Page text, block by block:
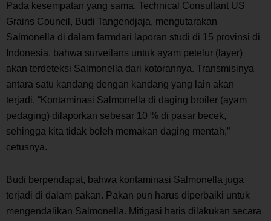
Pada kesempatan yang sama, Technical Consultant US
Grains Council, Budi Tangendjaja, mengutarakan
Salmonella di dalam farmdari laporan studi di 15 provinsi di
Indonesia, bahwa surveilans untuk ayam petelur ( layer)
akan terdeteksi Salmonella dari kotorannya. Transmisinya
antara satu kandang dengan kandang yang lain akan
terjadi. “Kontaminasi Salmonella di daging broiler (ayam
pedaging) dilaporkan sebesar 10 % di pasar becek,
sehingga kita tidak boleh memakan daging mentah,”
cetusnya.
Budi berpendapat, bahwa kontaminasi Salmonella juga
terjadi di dalam pakan. Pakan pun harus diperbaiki untuk
mengendalikan Salmonella. Mitigasi haris dilakukan secara